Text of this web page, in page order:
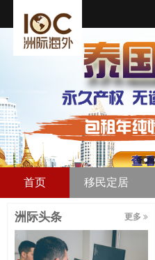
首页 移民定居
洲际头条 更多